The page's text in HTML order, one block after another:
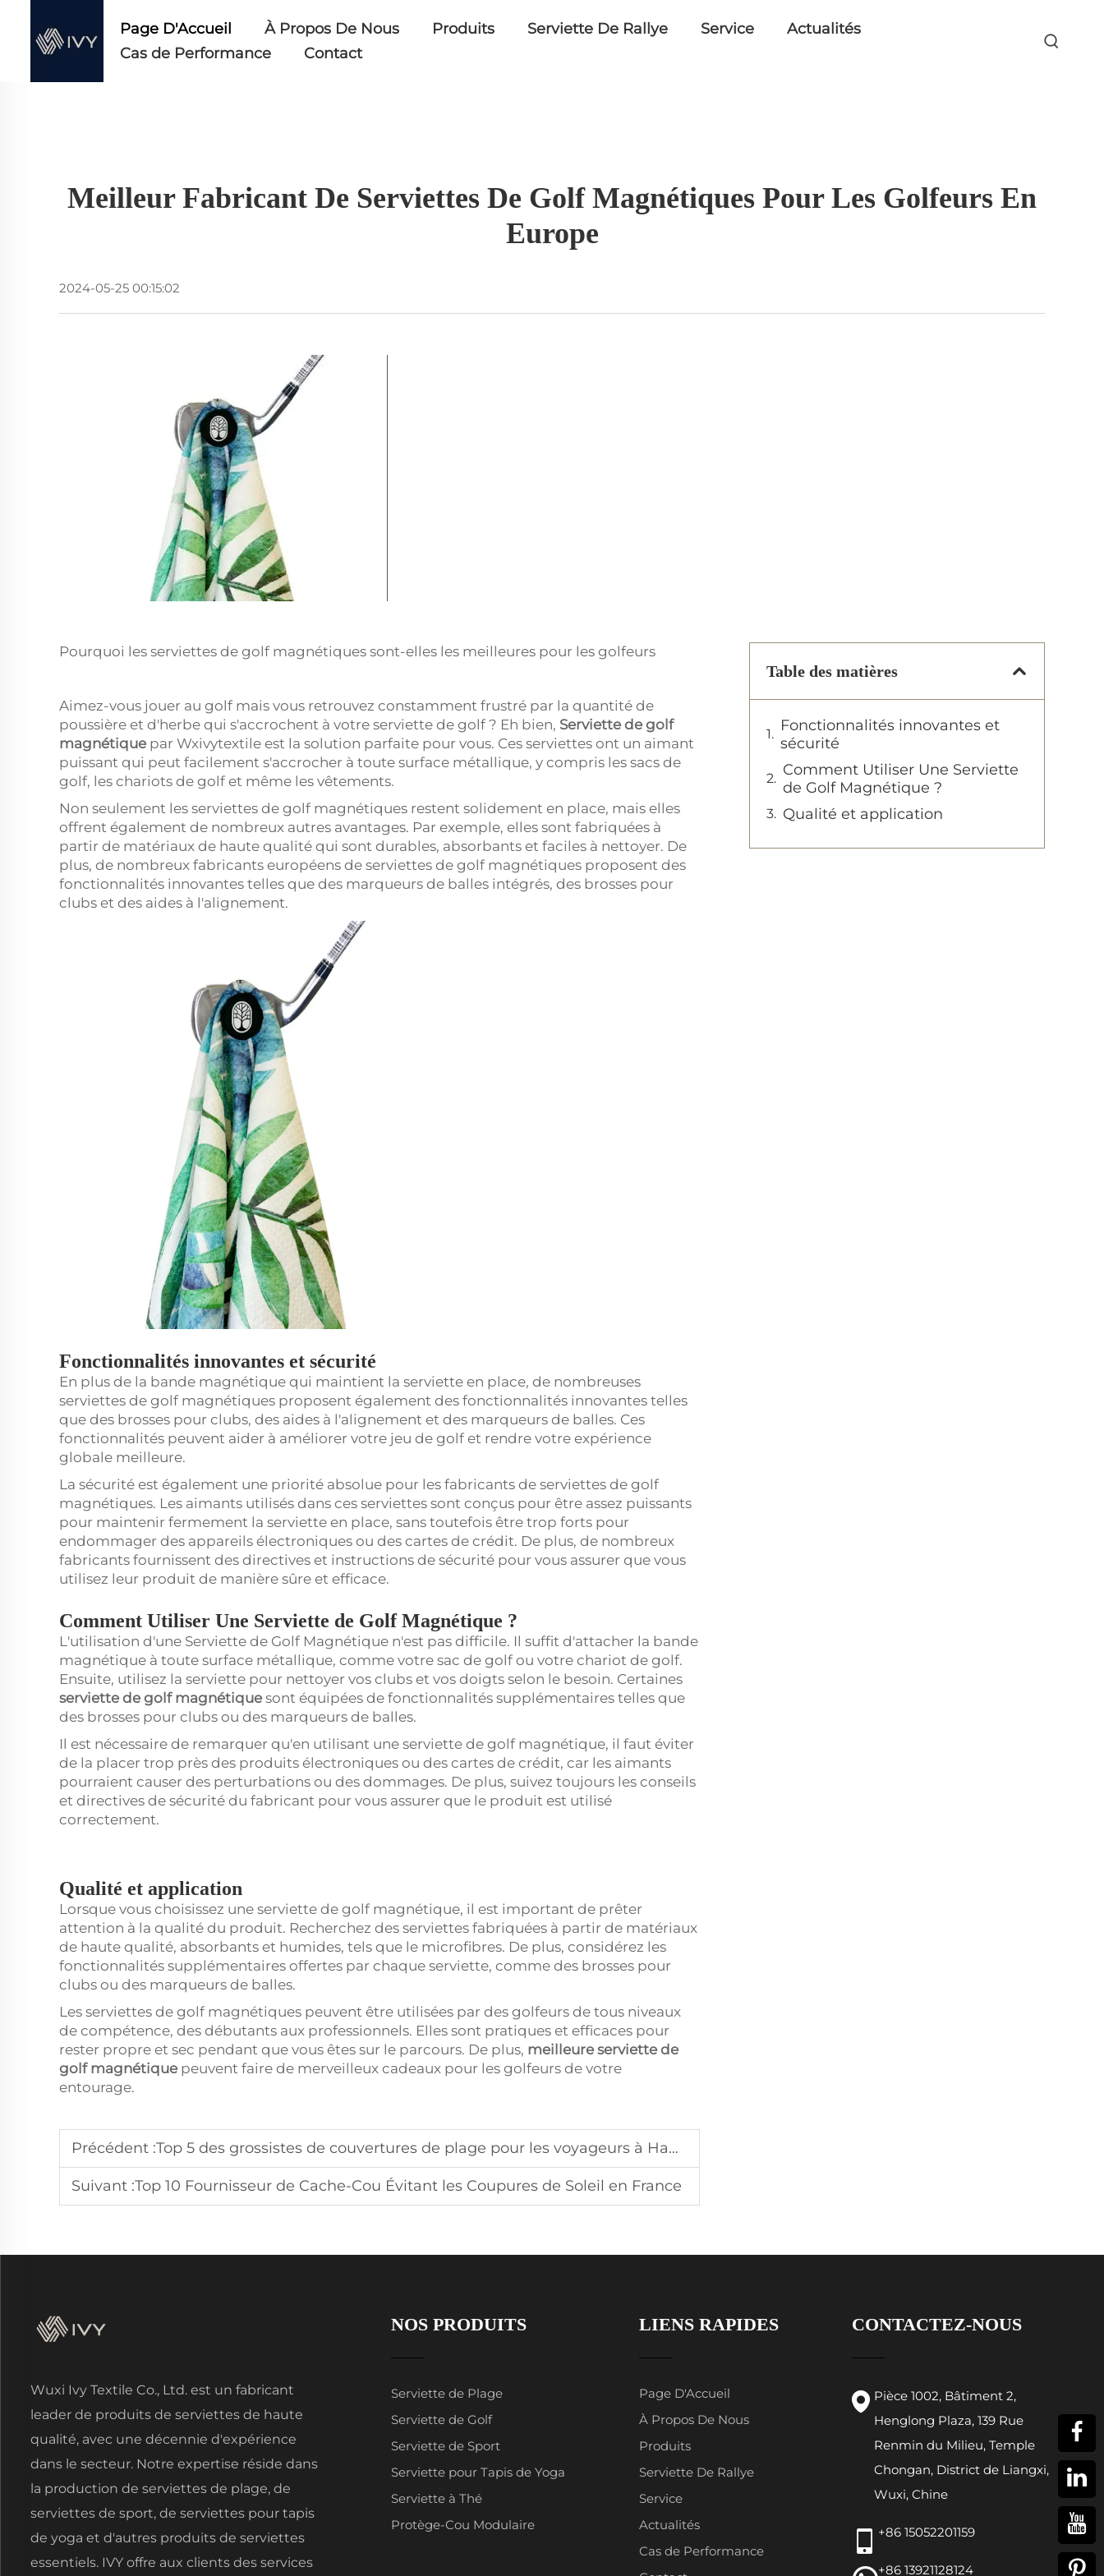
Page D'Accueil À Propos De Nous Produits Serviette De Rallye Service
Actualités
Cas de Performance
Contact
Meilleur Fabricant De Serviettes De Golf Magnétiques Pour Les Golfeurs En
Europe
2024-05-25 00:15:02
Pourquoi les serviettes de golf magnétiques sont-elles les meilleures pour les golfeurs
Aimez-vous jouer au golf mais vous retrouvez constamment frustré par la quantité de
poussière et d'herbe qui s'accrochent à votre serviette de golf ? Eh bien, Serviette de golf
magnétique par Wxivytextile est la solution parfaite pour vous. Ces serviettes ont un aimant
puissant qui peut facilement s'accrocher à toute surface métallique, y compris les sacs de
golf, les chariots de golf et même les vêtements.
Non seulement les serviettes de golf magnétiques restent solidement en place, mais elles
offrent également de nombreux autres avantages. Par exemple, elles sont fabriquées à
partir de matériaux de haute qualité qui sont durables, absorbants et faciles à nettoyer. De
plus, de nombreux fabricants européens de serviettes de golf magnétiques proposent des
fonctionnalités innovantes telles que des marqueurs de balles intégrés, des brosses pour
clubs et des aides à l'alignement.
Fonctionnalités innovantes et sécurité
En plus de la bande magnétique qui maintient la serviette en place, de nombreuses
serviettes de golf magnétiques proposent également des fonctionnalités innovantes telles
que des brosses pour clubs, des aides à l'alignement et des marqueurs de balles. Ces
fonctionnalités peuvent aider à améliorer votre jeu de golf et rendre votre expérience
globale meilleure.
La sécurité est également une priorité absolue pour les fabricants de serviettes de golf
magnétiques. Les aimants utilisés dans ces serviettes sont conçus pour être assez puissants
pour maintenir fermement la serviette en place, sans toutefois être trop forts pour
endommager des appareils électroniques ou des cartes de crédit. De plus, de nombreux
fabricants fournissent des directives et instructions de sécurité pour vous assurer que vous
utilisez leur produit de manière sûre et efficace.
Comment Utiliser Une Serviette de Golf Magnétique ?
L'utilisation d'une Serviette de Golf Magnétique n'est pas difficile. Il suffit d'attacher la bande
magnétique à toute surface métallique, comme votre sac de golf ou votre chariot de golf.
Ensuite, utilisez la serviette pour nettoyer vos clubs et vos doigts selon le besoin. Certaines
serviette de golf magnétique sont équipées de fonctionnalités supplémentaires telles que
des brosses pour clubs ou des marqueurs de balles.
Il est nécessaire de remarquer qu'en utilisant une serviette de golf magnétique, il faut éviter
de la placer trop près des produits électroniques ou des cartes de crédit, car les aimants
pourraient causer des perturbations ou des dommages. De plus, suivez toujours les conseils
et directives de sécurité du fabricant pour vous assurer que le produit est utilisé
correctement.
Qualité et application
Lorsque vous choisissez une serviette de golf magnétique, il est important de prêter
attention à la qualité du produit. Recherchez des serviettes fabriquées à partir de matériaux
de haute qualité, absorbants et humides, tels que le microfibres. De plus, considérez les
fonctionnalités supplémentaires offertes par chaque serviette, comme des brosses pour
clubs ou des marqueurs de balles.
Les serviettes de golf magnétiques peuvent être utilisées par des golfeurs de tous niveaux
de compétence, des débutants aux professionnels. Elles sont pratiques et efficaces pour
rester propre et sec pendant que vous êtes sur le parcours. De plus, meilleure serviette de
golf magnétique peuvent faire de merveilleux cadeaux pour les golfeurs de votre
entourage.
Précédent :Top 5 des grossistes de couvertures de plage pour les voyageurs à Hawaï
Suivant :Top 10 Fournisseur de Cache-Cou Évitant les Coupures de Soleil en France
Table des matières
Fonctionnalités innovantes et
sécurité
Comment Utiliser Une Serviette
de Golf Magnétique ?
Qualité et application
Wuxi Ivy Textile Co., Ltd. est un fabricant
leader de produits de serviettes de haute
qualité, avec une décennie d'expérience
dans le secteur. Notre expertise réside dans
la production de serviettes de plage, de
serviettes de sport, de serviettes pour tapis
de yoga et d'autres produits de serviettes
essentiels. IVY offre aux clients des services
NOS PRODUITS
Serviette de Plage
Serviette de Golf
Serviette de Sport
Serviette pour Tapis de Yoga
Serviette à Thé
Protège-Cou Modulaire
LIENS RAPIDES
Page D'Accueil
À Propos De Nous
Produits
Serviette De Rallye
Service
Actualités
Cas de Performance
CONTACTEZ-NOUS
Pièce 1002, Bâtiment 2,
Henglong Plaza, 139 Rue
Renmin du Milieu, Temple
Chongan, District de Liangxi,
Wuxi, Chine
+86 15052201159
+86 13921128124